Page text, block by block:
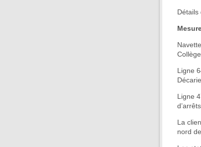
Détails
Collège
Ligne
Ligne
La
nord